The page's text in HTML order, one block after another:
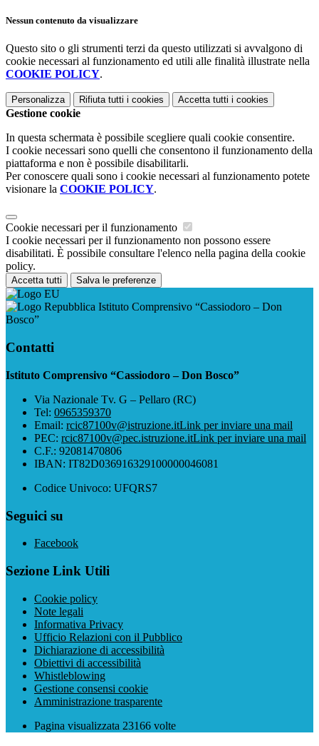
Nessun contenuto da visualizzare
Questo sito o gli strumenti terzi da questo utilizzati si avvalgono di
cookie necessari al funzionamento ed utili alle finalità illustrate nella
COOKIE POLICY.
Personalizza Rifiuta tutti i cookies Accetta tutti i cookies
Gestione cookie
In questa schermata è possibile scegliere quali cookie consentire.
I cookie necessari sono quelli che consentono il funzionamento della
piattaforma e non è possibile disabilitarli.
Per conoscere quali sono i cookie necessari al funzionamento potete
visionare la COOKIE POLICY.
Cookie necessari per il funzionamento
I cookie necessari per il funzionamento non possono essere
disabilitati. È possibile consultare l'elenco nella pagina della cookie
policy.
Accetta tutti Salva le preferenze
Istituto Comprensivo “Cassiodoro – Don
Bosco”
Contatti
Istituto Comprensivo “Cassiodoro – Don Bosco”
Via Nazionale Tv. G – Pellaro (RC)
Tel: 0965359370
Email: rcic87100v@istruzione.itLink per inviare una mail
PEC: rcic87100v@pec.istruzione.itLink per inviare una mail
C.F.: 92081470806
IBAN: IT82D036916329100000046081
Codice Univoco: UFQRS7
Seguici su
Facebook
Sezione Link Utili
Cookie policy
Note legali
Informativa Privacy
Ufficio Relazioni con il Pubblico
Dichiarazione di accessibilità
Obiettivi di accessibilità
Whistleblowing
Gestione consensi cookie
Amministrazione trasparente
Pagina visualizzata 23166 volte